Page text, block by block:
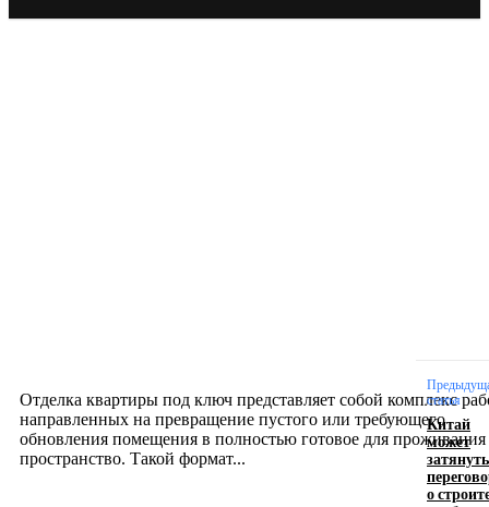
Отделка квартиры под ключ представляет собой комплекс
направленных на превращение пустого или требующего
обновления помещения в полностью готовое для проживания
пространство. Такой формат...
статья
Китай
может
затянуть
о